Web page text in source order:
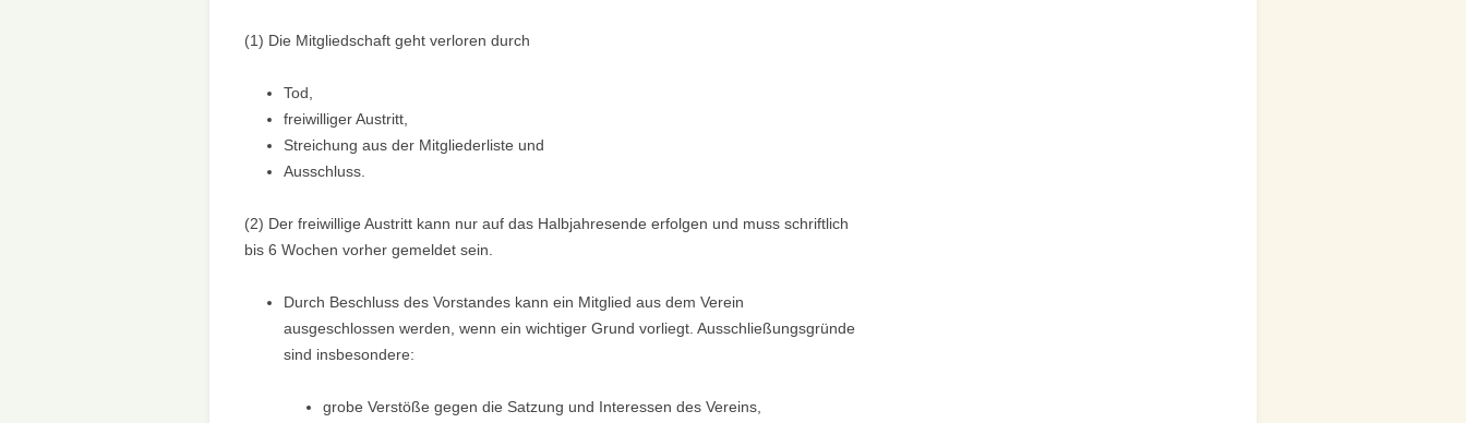
(1) Die Mitgliedschaft geht verloren durch
Tod,
freiwilliger Austritt,
Streichung aus der Mitgliederliste und
Ausschluss.
(2) Der freiwillige Austritt kann nur auf das Halbjahresende erfolgen und muss schriftlich
bis 6 Wochen vorher gemeldet sein.
Durch Beschluss des Vorstandes kann ein Mitglied aus dem Verein
ausgeschlossen werden, wenn ein wichtiger Grund vorliegt. Ausschließungsgründe
sind insbesondere:
grobe Verstöße gegen die Satzung und Interessen des Vereins,